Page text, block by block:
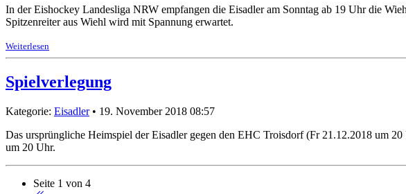
In der Eishockey Landesliga NRW empfangen die Eisadler am Sonntag ab 19 Uhr die
Spitzenreiter aus Wiehl wird mit Spannung erwartet.
Weiterlesen
Spielverlegung
Kategorie: Eisadler• 19. November 2018 08:57
Das ursprüngliche Heimspiel der Eisadler gegen den EHC Troisdorf (Fr 21.12.2018 um
um 20 Uhr.
Seite 1 von 4